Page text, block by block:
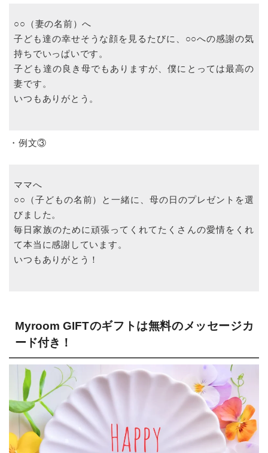
○○（妻の名前）へ
子ども達の幸せそうな顔を見るたびに、○○への感謝の気
持ちでいっぱいです。
子ども達の良き母でもありますが、僕にとっては最高の
妻です。
いつもありがとう。
・例文③
ママへ
○○（子どもの名前）と一緒に、母の日のプレゼントを選
びました。
毎日家族のために頑張ってくれてたくさんの愛情をくれ
て本当に感謝しています。
いつもありがとう！
Myroom GIFTのギフトは無料のメッセージカ
ード付き！